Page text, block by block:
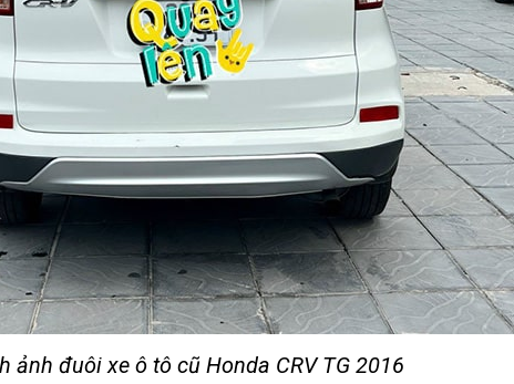
ảnh đuôi xe ô tô cũ Honda CRV TG 2016